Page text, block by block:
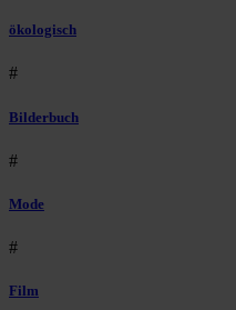
ökologisch
#
Bilderbuch
#
Mode
#
Film